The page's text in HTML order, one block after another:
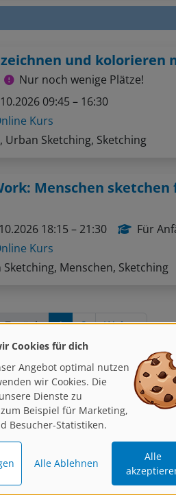
und kolorieren
Nur noch wenige Plätze!
09:45 – 16:30
Kurs
Urban Sketching, Sketching
Menschen
18:15 – 21:30
Für
Kurs
Menschen, Sketching
Zurück 1 2 Weiter
Angebot optimal nutzen
wir Cookies. Die
Dienste zu
Beispiel für Marketing,
Besucher-Statistiken.
Alle
akzeptieren